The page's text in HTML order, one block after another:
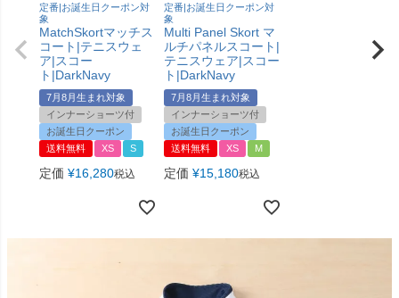
定番|お誕生日クーポン対
象
MatchSkortマッチス
コート|テニスウェ
ア|スコー
ト|DarkNavy
7月8月生まれ対象
インナーショーツ付
お誕生日クーポン
送料無料
XS S
定価 ¥16,280税込
定番|お誕生日クーポン対
象
Multi Panel Skort マ
ルチパネルスコート|
テニスウェア|スコー
ト|DarkNavy
7月8月生まれ対象
インナーショーツ付
お誕生日クーポン
送料無料
XS M
定価 ¥15,180税込